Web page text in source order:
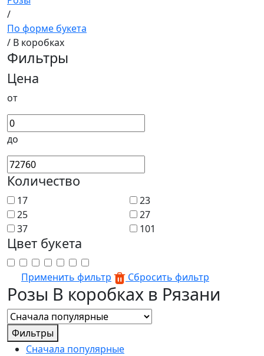
/
По форме букета
/ В коробках
Фильтры
Цена
от
до
Количество
17
23
25
27
37
101
Цвет букета
Применить фильтр Сбросить фильтр
Розы В коробках в Рязани
Фильтры
Сначала популярные